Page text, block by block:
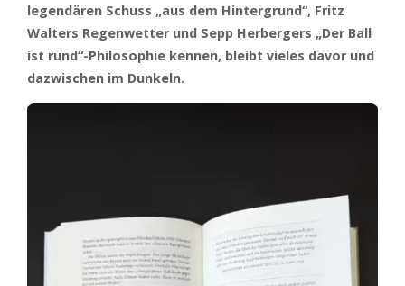
legendären Schuss „aus dem Hintergrund“, Fritz
Walters Regenwetter und Sepp Herbergers „Der Ball
ist rund“-Philosophie kennen, bleibt vieles davor und
dazwischen im Dunkeln.